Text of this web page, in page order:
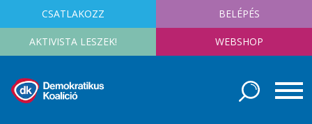
CSATLAKOZZ BELÉPÉS
AKTIVISTA LESZEK! WEBSHOP